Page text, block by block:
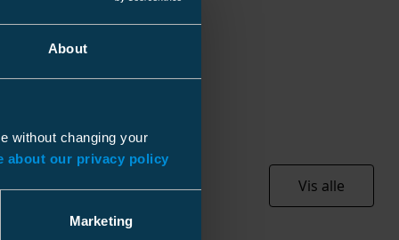
About
without changing your
about our privacy policy
Marketing
400 mm
1 pce
4.865 kg Vis alle